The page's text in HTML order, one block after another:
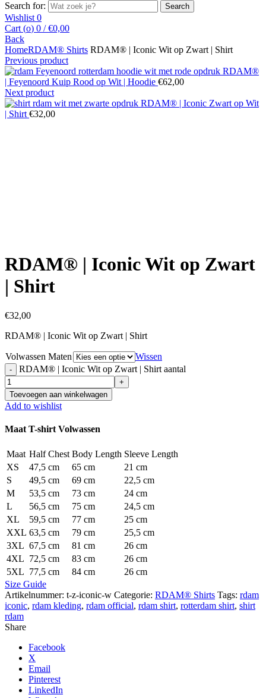
Search for:
Search
Wishlist 0
Cart (o) 0 / €0,00
Back
HomeRDAM® Shirts RDAM® | Iconic Wit op Zwart | Shirt
Previous product
RDAM®
| Feyenoord Kuip Rood op Wit | Hoodie €62,00
Next product
RDAM® | Iconic Zwart op Wit
| Shirt €32,00
RDAM® | Iconic Wit op Zwart
| Shirt
€32,00
RDAM® | Iconic Wit op Zwart | Shirt
Volwassen Maten
Wissen
RDAM® | Iconic Wit op Zwart | Shirt aantal
Toevoegen aan winkelwagen
Add to wishlist
Maat T-shirt Volwassen
Maat Half Chest Body Length Sleeve Length
XS
47,5 cm 65 cm
21 cm
S
49,5 cm 69 cm
22,5 cm
M
53,5 cm 73 cm
24 cm
L
56,5 cm 75 cm
24,5 cm
XL
59,5 cm 77 cm
25 cm
XXL 63,5 cm 79 cm
25,5 cm
3XL 67,5 cm 81 cm
26 cm
4XL 72,5 cm 83 cm
26 cm
5XL 77,5 cm 84 cm
26 cm
Size Guide
Artikelnummer: t-z-iconic-w Categorie: RDAM® Shirts Tags: rdam
iconic, rdam kleding, rdam official, rdam shirt, rotterdam shirt, shirt
rdam
Share
Facebook
X
Email
Pinterest
LinkedIn